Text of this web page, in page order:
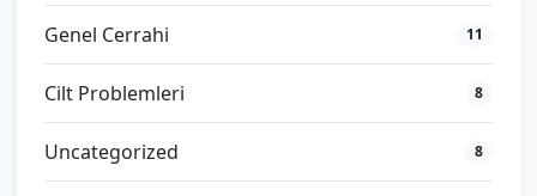
Genel Cerrahi 11
Cilt Problemleri 8
Uncategorized 8